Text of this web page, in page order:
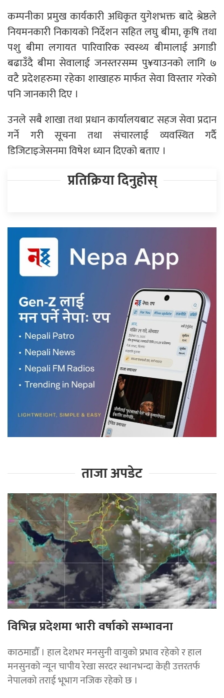
कम्पनीका प्रमुख कार्यकारी अधिकृत युगेशभक्त बादे श्रेष्ठले
नियमनकारी निकायको निर्देशन सहित लघु बीमा, कृषि तथा
पशु बीमा लगायत पारिवारिक स्वस्थ्य बीमालाई अगाडी
बढाउँदै बीमा सेवालाई जनस्तरसम्म पु¥याउनको लागि ७
वटै प्रदेशहरुमा रहेका शाखाहरु मार्फत सेवा विस्तार गरेको
पनि जानकारी दिए ।
उनले सबै शाखा तथा प्रधान कार्यालयबाट सहज सेवा प्रदान
गर्ने गरी सूचना तथा संचारलाई व्यवस्थित गर्दै
डिजिटाइजेसनमा विषेश ध्यान दिएको बताए ।
प्रतिक्रिया दिनुहोस्
ताजा अपडेट
विभिन्न प्रदेशमा भारी वर्षाको सम्भावना
काठमाडौँ । हाल देशभर मनसुनी वायुको प्रभाव रहेको र हाल
मनसुनको न्यून चापीय रेखा सरदर स्थानभन्दा केही उत्तरतर्फ
नेपालको तराई भूभाग नजिक रहेको छ ।